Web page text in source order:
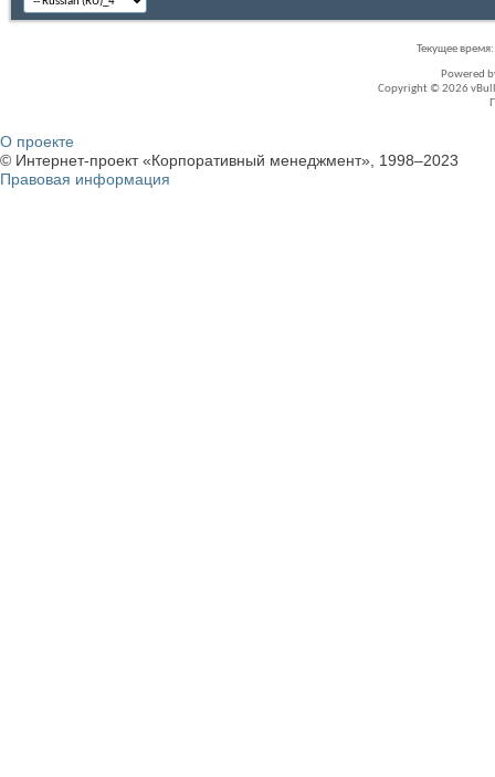
Текущее время:
Powered
Copyright © 2026
О проекте
© Интернет-проект «Корпоративный менеджмент», 1998–2023
Правовая информация